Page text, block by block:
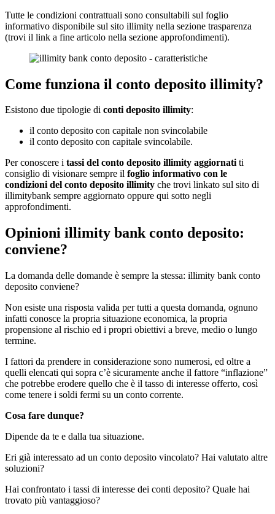
Tutte le condizioni contrattuali sono consultabili sul foglio
informativo disponibile sul sito illimity nella sezione trasparenza
(trovi il link a fine articolo nella sezione approfondimenti).
Come funziona il conto deposito illimity?
Esistono due tipologie di conti deposito illimity:
il conto deposito con capitale non svincolabile
il conto deposito con capitale svincolabile.
Per conoscere i tassi del conto deposito illimity aggiornatiti
consiglio di visionare sempre il foglio informativo con le
condizioni del conto deposito illimity che trovi linkato sul sito di
illimitybank sempre aggiornato oppure qui sotto negli
approfondimenti.
Opinioni illimity bank conto deposito:
conviene?
La domanda delle domande è sempre la stessa: illimity bank conto
deposito conviene?
Non esiste una risposta valida per tutti a questa domanda, ognuno
infatti conosce la propria situazione economica, la propria
propensione al rischio ed i propri obiettivi a breve, medio o lungo
termine.
I fattori da prendere in considerazione sono numerosi, ed oltre a
quelli elencati qui sopra c’è sicuramente anche il fattore “inflazione”
che potrebbe erodere quello che è il tasso di interesse offerto, così
come tenere i soldi fermi su un conto corrente.
Cosa fare dunque?
Dipende da te e dalla tua situazione.
Eri già interessato ad un conto deposito vincolato? Hai valutato altre
soluzioni?
Hai confrontato i tassi di interesse dei conti deposito? Quale hai
trovato più vantaggioso?